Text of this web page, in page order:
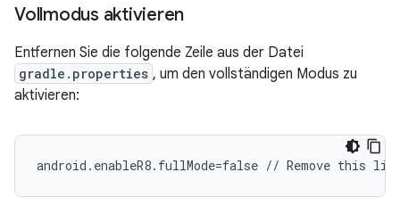
Vollmodus aktivieren
Entfernen Sie die folgende Zeile aus der Datei
gradle.properties , um den vollständigen Modus zu
aktivieren: